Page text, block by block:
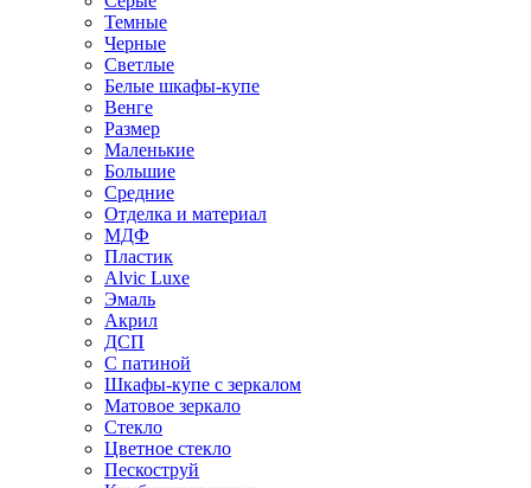
Темные
Черные
Светлые
Белые шкафы-купе
Венге
Размер
Маленькие
Большие
Средние
Отделка и материал
МДФ
Пластик
Alvic Luxe
Эмаль
Акрил
ДСП
С патиной
Шкафы-купе с зеркалом
Матовое зеркало
Стекло
Цветное стекло
Пескоструй